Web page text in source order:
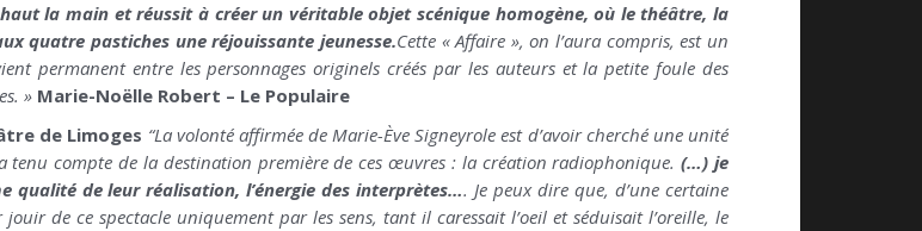
la main et réussit à créer un véritable objet scénique homogène, où le théâtre, la
quatre pastiches une réjouissante jeunesse.Cette « Affaire », on l’aura compris, est un
permanent entre les personnages originels créés par les auteurs et la petite foule des
» Marie-Noëlle Robert – Le Populaire
de Limoges “La volonté affirmée de Marie-Ève Signeyrole est d’avoir cherché une unité
tenu compte de la destination première de ces œuvres : la création radiophonique. (…) je
qualité de leur réalisation, l’énergie des interprètes…. Je peux dire que, d’une certaine
de ce spectacle uniquement par les sens, tant il caressait l’oeil et séduisait l’oreille, le